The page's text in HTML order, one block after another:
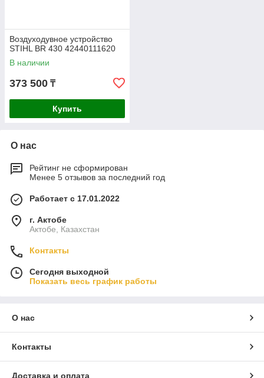
Воздуходувное устройство
STIHL BR 430 42440111620
В наличии
373 500 ₸
Купить
О нас
Рейтинг не сформирован
Менее 5 отзывов за последний год
Работает с 17.01.2022
г. Актобе
Актобе, Казахстан
Контакты
Сегодня выходной
Показать весь график работы
О нас
Контакты
Доставка и оплата